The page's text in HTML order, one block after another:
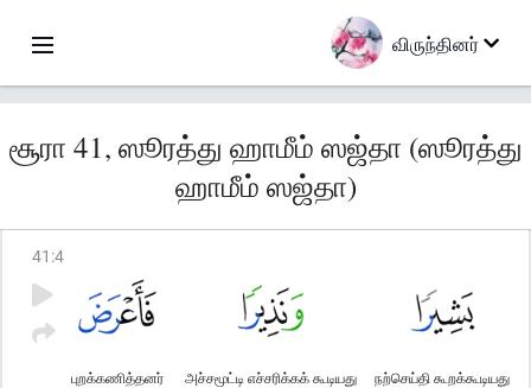
விருந்தினர்
சூரா 41, ஸூரத்து ஹாமீம் ஸஜ்தா (ஸூரத்து
ஹாமீம் ஸஜ்தா)
41 :4
நற்செய்தி கூறக்கூடியது
அச்சமூட்டி எச்சரிக்கக் கூடியது
புறக்கணித்தனர்